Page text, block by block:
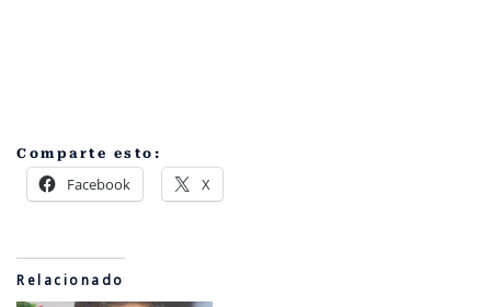
Comparte esto:
Facebook X
Relacionado